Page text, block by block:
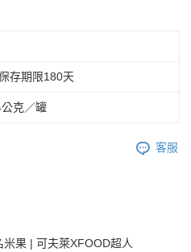
存期限180天
克／罐
客服
米果 | 可夫萊XFOOD超人